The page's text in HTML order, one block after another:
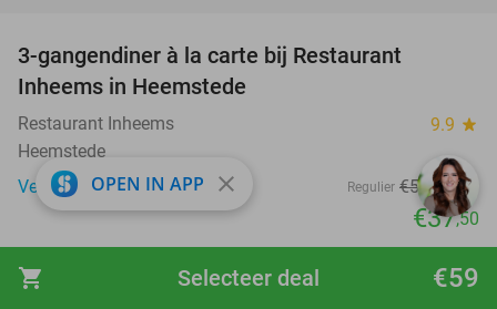
shopping_cart €59
Selecteer deal
3-gangendiner à la carte bij Restaurant
Inheems in Heemstede
Restaurant Inheems 9.9 star
Heemstede
Verkocht: 220
Regulier €57,75
€37,50
favorite_border
OPEN IN APP close